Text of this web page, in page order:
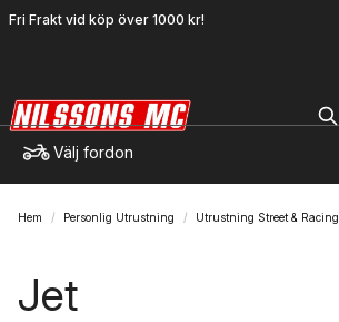
Fri Frakt vid köp över 1000 kr!
Välj fordon
Hem Personlig Utrustning Utrustning Street & Racing
Jet